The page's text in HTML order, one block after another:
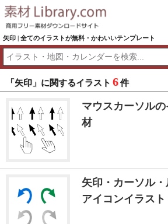
矢印 | 全てのイラストが無料・かわいいテンプレート
「矢印」に関するイラスト 6件
マウスカーソル
材
矢印・カーソル
アイコンイラスト